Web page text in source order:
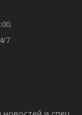
7